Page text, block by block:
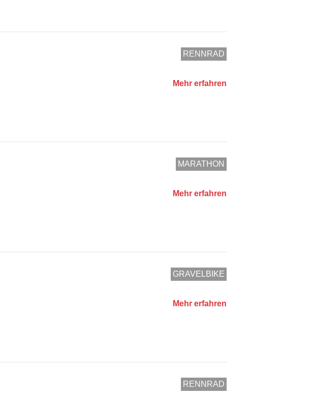
RENNRAD
Mehr erfahren
MARATHON
Mehr erfahren
GRAVELBIKE
Mehr erfahren
RENNRAD